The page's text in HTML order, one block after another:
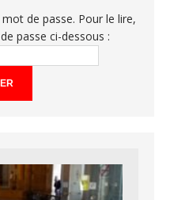
de passe. Pour le lire,
passe ci-dessous :